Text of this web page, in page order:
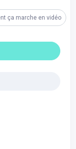
ça marche en vidéo